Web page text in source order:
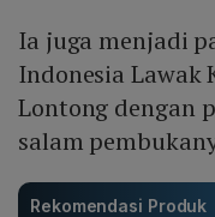
Ia juga menjadi
Indonesia Lawak
Lontong dengan
salam
Rekomendasi Produk